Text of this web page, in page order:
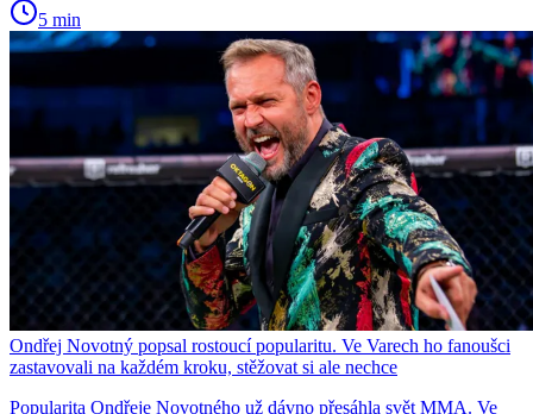
5 min
Ondřej Novotný popsal rostoucí popularitu. Ve Varech ho fanoušci
zastavovali na každém kroku, stěžovat si ale nechce
Popularita Ondřeje Novotného už dávno přesáhla svět MMA. Ve